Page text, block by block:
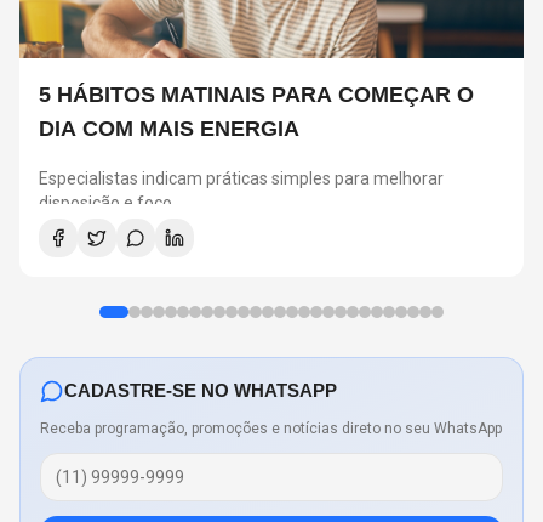
5 HÁBITOS MATINAIS PARA COMEÇAR O
DIA COM MAIS ENERGIA
Especialistas indicam práticas simples para melhorar
disposição e foco
CADASTRE-SE NO WHATSAPP
Receba programação, promoções e notícias direto no seu WhatsApp